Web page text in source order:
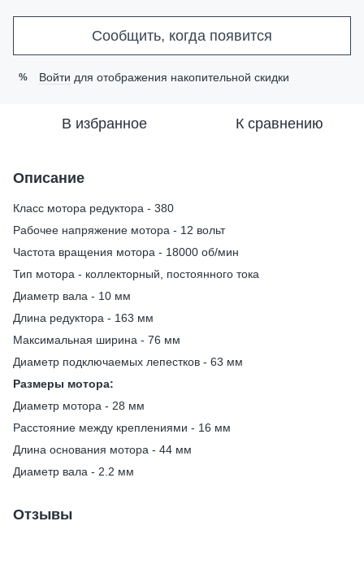
Сообщить, когда появится
% Войти для отображения накопительной скидки
В избранное К сравнению
Описание
Класс мотора редуктора - 380
Рабочее напряжение мотора - 12 вольт
Частота вращения мотора - 18000 об/мин
Тип мотора - коллекторный, постоянного тока
Диаметр вала - 10 мм
Длина редуктора - 163 мм
Максимальная ширина - 76 мм
Диаметр подключаемых лепестков - 63 мм
Размеры мотора:
Диаметр мотора - 28 мм
Расстояние между креплениями - 16 мм
Длина основания мотора - 44 мм
Диаметр вала - 2.2 мм
Отзывы